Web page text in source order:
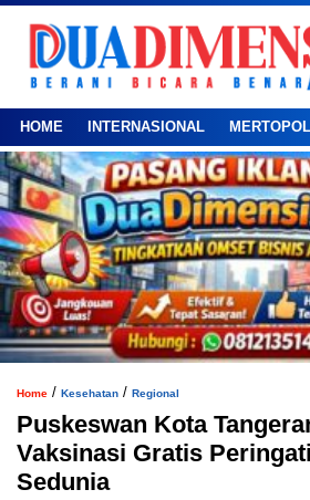
HOME INTERNASIONAL
Home / Kesehatan / Regional
Puskeswan Kota
Vaksinasi Gratis
Sedunia